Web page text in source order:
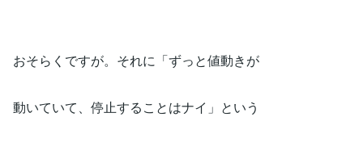
おそらくですが。それに「ずっと値動きが
動いていて、停止することはナイ」という